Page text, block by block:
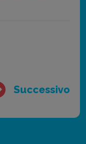
Successivo